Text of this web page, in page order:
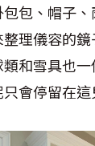
包、帽子
理儀容的鏡
和雪具也
會停留在